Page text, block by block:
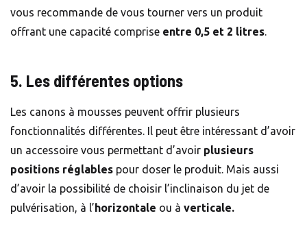
vous recommande de vous tourner vers un produit
offrant une capacité comprise entre 0,5 et 2 litres.
5. Les différentes options
Les canons à mousses peuvent offrir plusieurs
fonctionnalités différentes. Il peut être intéressant d’avoir
un accessoire vous permettant d’avoir plusieurs
positions réglables pour doser le produit. Mais aussi
d’avoir la possibilité de choisir l’inclinaison du jet de
pulvérisation, à l’horizontale ou à verticale.